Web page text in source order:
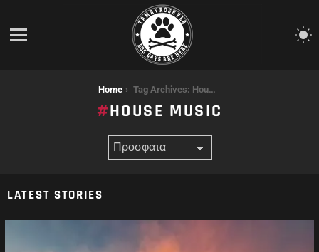
Home Tag Archives: House Music
HOUSE MUSIC
LATEST STORIES